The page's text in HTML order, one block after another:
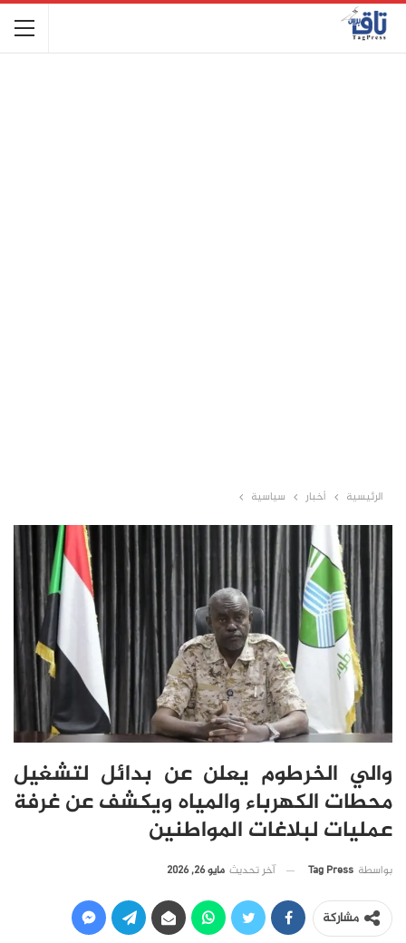
الرئيسية أخبار سياسية
والي الخرطوم يعلن عن بدائل لتشغيل
محطات الكهرباء والمياه ويكشف عن غرفة
عمليات لبلاغات المواطنين
بواسطة Tag Press آخر تحديث مايو 26, 2026
مشاركة